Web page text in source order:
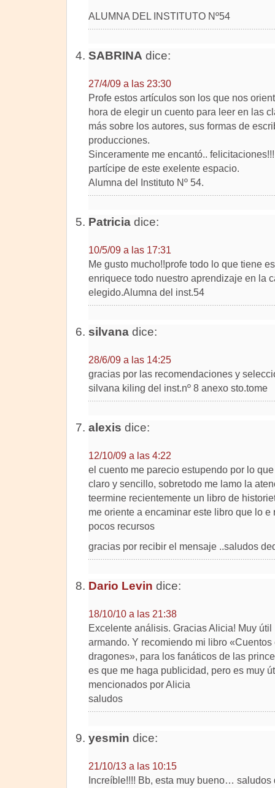
ALUMNA DEL INSTITUTO Nº54
SABRINA dice:
27/4/09 a las 23:30
Profe estos artículos son los que nos
hora de elegir un cuento para leer en las
más sobre los autores, sus formas de
producciones.
Sinceramente me encantó..
partícipe de este exelente espacio.
Alumna del Instituto Nº 54.
Patriciadice:
10/5/09 a las 17:31
Me gusto mucho!!profe todo lo que tiene
enriquece todo nuestro aprendizaje en la
elegido.Alumna del inst.54
silvanadice:
28/6/09 a las 14:25
gracias por las recomendaciones y
silvana kiling del inst.nº 8 anexo sto.tome
alexis dice:
12/10/09 a las 4:22
el cuento me parecio estupendo por lo
claro y sencillo, sobretodo me lamo la
teermine recientemente un libro de
me oriente a encaminar este libro que lo
pocos recursos
gracias por recibir el mensaje ..saludos
Dario Levin dice:
18/10/10 a las 21:38
Excelente análisis. Gracias Alicia! Muy
armando. Y recomiendo mi libro
dragones», para los fanáticos de las
es que me haga publicidad, pero es muy
mencionados por Alicia
saludos
yesmin dice:
21/10/13 a las 10:15
Increíble!!!! Bb, esta muy bueno…